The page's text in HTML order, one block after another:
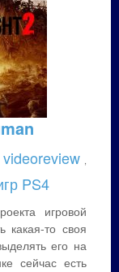
videoreview
PS4
игровой
какая-то своя
его на
сейчас есть